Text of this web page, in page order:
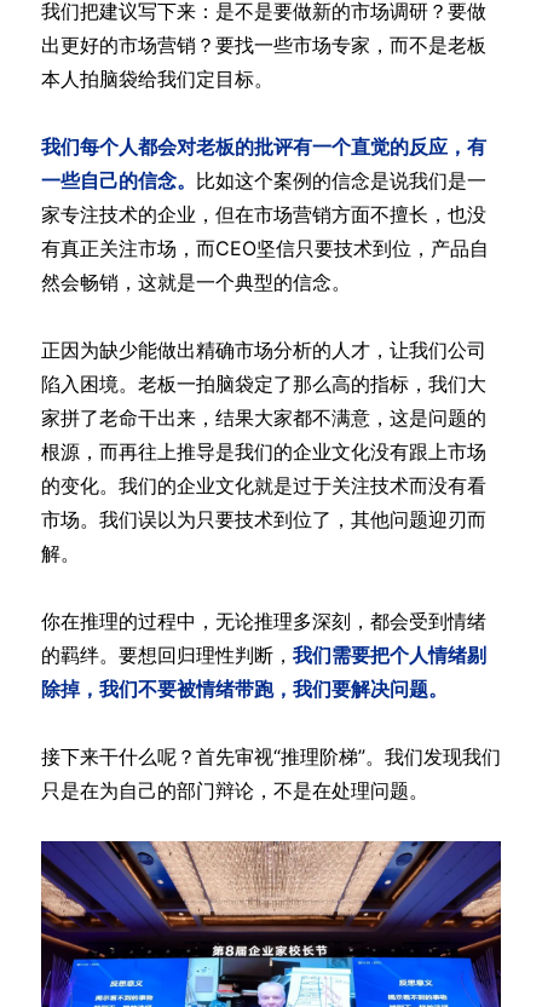
我们把建议写下来：是不是要做新的市场调研？要做
出更好的市场营销？要找一些市场专家，而不是老板
本人拍脑袋给我们定目标。
我们每个人都会对老板的批评有一个直觉的反应，有
一些自己的信念。 比如这个案例的信念是说我们是一
家专注技术的企业，但在市场营销方面不擅长，也没
有真正关注市场，而CEO坚信只要技术到位，产品自
然会畅销，这就是一个典型的信念。
正因为缺少能做出精确市场分析的人才，让我们公司
陷入困境。老板一拍脑袋定了那么高的指标，我们大
家拼了老命干出来，结果大家都不满意，这是问题的
根源，而再往上推导是我们的企业文化没有跟上市场
的变化。我们的企业文化就是过于关注技术而没有看
市场。我们误以为只要技术到位了，其他问题迎刃而
解。
你在推理的过程中，无论推理多深刻，都会受到情绪
的羁绊。要想回归理性判断， 我们需要把个人情绪剔
除掉，我们不要被情绪带跑，我们要解决问题。
接下来干什么呢？首先审视“推理阶梯”。我们发现我们
只是在为自己的部门辩论，不是在处理问题。